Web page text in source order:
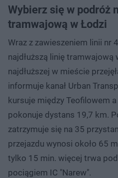
Wybierz się w podróż
tramwajową w Łodzi
Wraz z zawieszeniem linii nr
najdłuższą linię tramwajową
najdłuższej w mieście
informuje kanał Urban
kursuje między Teofilowem
pokonuje dystans 19,7 km.
zatrzymuje się na 35
przejazdu wynosi około 65
tylko 15 min. więcej trwa
pociągiem IC "Narew".